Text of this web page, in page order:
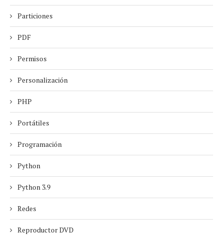
Particiones
PDF
Permisos
Personalización
PHP
Portátiles
Programación
Python
Python 3.9
Redes
Reproductor DVD